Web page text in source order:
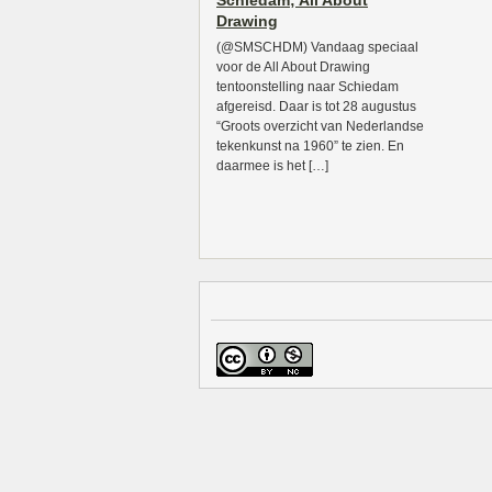
Drawing
(@SMSCHDM) Vandaag speciaal
voor de All About Drawing
tentoonstelling naar Schiedam
afgereisd. Daar is tot 28 augustus
“Groots overzicht van Nederlandse
tekenkunst na 1960” te zien. En
daarmee is het […]